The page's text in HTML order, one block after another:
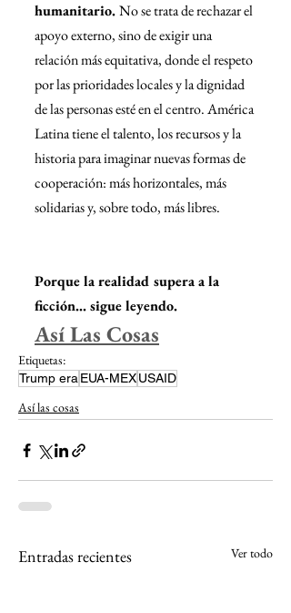
humanitario. No se trata de rechazar el
apoyo externo, sino de exigir una
relación más equitativa, donde el respeto
por las prioridades locales y la dignidad
de las personas esté en el centro. América
Latina tiene el talento, los recursos y la
historia para imaginar nuevas formas de
cooperación: más horizontales, más
solidarias y, sobre todo, más libres.
Porque la realidad supera a la
ficción... sigue leyendo.
Así Las Cosas
Etiquetas:
Trump era EUA-MEXUSAID
Así las cosas
Entradas recientes Ver todo